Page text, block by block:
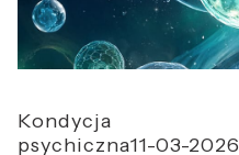
Kondycja
psychiczna11-03-2026